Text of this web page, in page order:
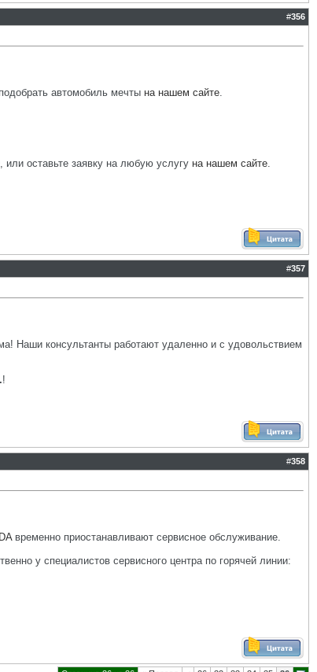
#356
автомобиль мечты на нашем сайте.
, или оставьте заявку на любую услугу на нашем сайте.
#357
Наши консультанты работают удаленно и с удовольствием
!
#358
временно приостанавливают сервисное обслуживание.
у специалистов сервисного центра по горячей линии: